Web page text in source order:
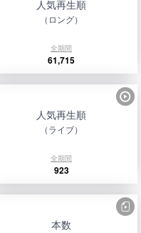
人気再生順
（ロング）
全期間
61,715
人気再生順
（ライブ）
全期間
923
本数